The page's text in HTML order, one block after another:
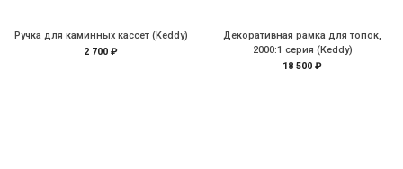
Ручка для каминных кассет (Keddy)
2 700 ₽
Декоративная рамка для топок,
2000:1 серия (Keddy)
18 500 ₽